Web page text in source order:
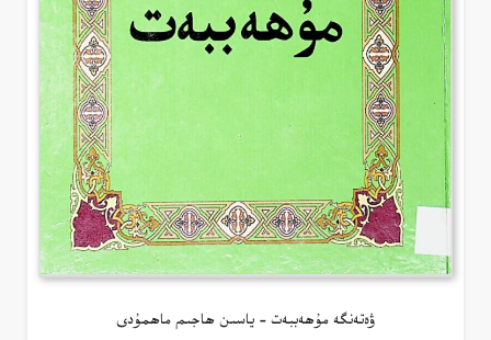
ۋەتەنگە مۇھەببەت – ياسىن ھاجىم ماھمۇدى